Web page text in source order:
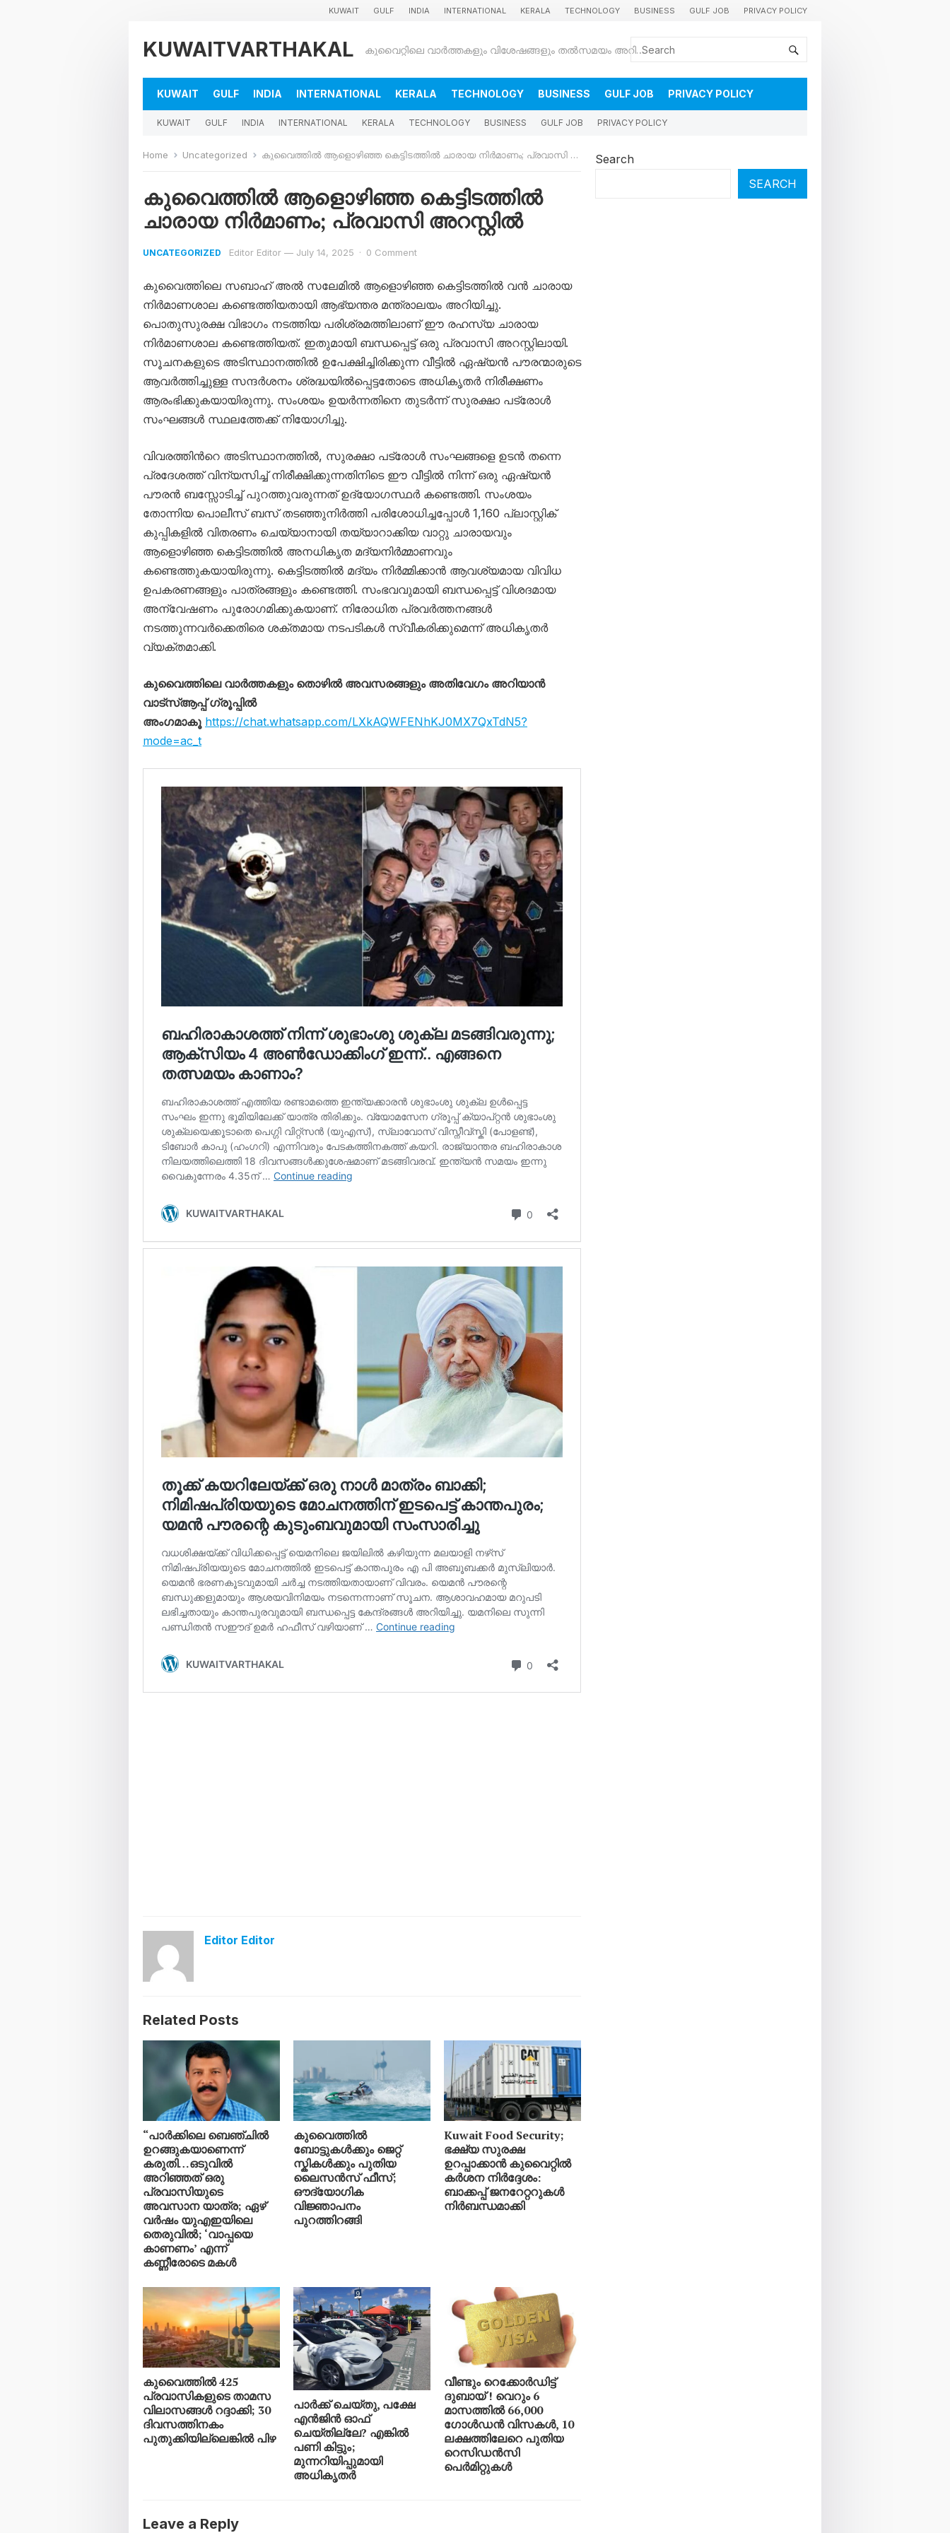
KUWAIT GULF INDIA INTERNATIONAL KERALA TECHNOLOGY BUSINESS GULF JOB PRIVACY POLICY
KUWAITVARTHAKAL കുവൈറ്റിലെ വാർത്തകളും വിശേഷങ്ങളും തൽസമയം അറിയാൻ
KUWAIT GULF INDIA INTERNATIONAL KERALA TECHNOLOGY BUSINESS GULF JOB PRIVACY POLICY
KUWAIT GULF INDIA INTERNATIONAL KERALA TECHNOLOGY BUSINESS GULF JOB PRIVACY POLICY
Home Uncategorized കുവൈത്തിൽ ആളൊഴിഞ്ഞ കെട്ടിടത്തിൽ ചാരായ നിർമാണം; പ്രവാസി അറസ്റ്റിൽ
കുവൈത്തിൽ ആളൊഴിഞ്ഞ കെട്ടിടത്തിൽ
ചാരായ നിർമാണം; പ്രവാസി അറസ്റ്റിൽ
UNCATEGORIZED Editor Editor — July 14, 2025 · 0 Comment
കുവൈത്തിലെ സബാഹ് അൽ സലേമിൽ ആളൊഴിഞ്ഞ കെട്ടിടത്തിൽ വൻ ചാരായ
നിർമാണശാല കണ്ടെത്തിയതായി ആഭ്യന്തര മന്ത്രാലയം അറിയിച്ചു.
പൊതുസുരക്ഷ വിഭാഗം നടത്തിയ പരിശ്രമത്തിലാണ് ഈ രഹസ്യ ചാരായ
നിർമാണശാല കണ്ടെത്തിയത്. ഇതുമായി ബന്ധപ്പെട്ട് ഒരു പ്രവാസി അറസ്റ്റിലായി.
സൂചനകളുടെ അടിസ്ഥാനത്തിൽ ഉപേക്ഷിച്ചിരിക്കുന്ന വീട്ടിൽ ഏഷ്യൻ പൗരന്മാരുടെ
ആവർത്തിച്ചുള്ള സന്ദർശനം ശ്രദ്ധയിൽപ്പെട്ടതോടെ അധികൃതർ നിരീക്ഷണം
ആരംഭിക്കുകയായിരുന്നു. സംശയം ഉയർന്നതിനെ തുടർന്ന് സുരക്ഷാ പട്രോൾ
സംഘങ്ങൾ സ്ഥലത്തേക്ക് നിയോഗിച്ചു.
വിവരത്തിൻറെ അടിസ്ഥാനത്തിൽ, സുരക്ഷാ പട്രോൾ സംഘങ്ങളെ ഉടൻ തന്നെ
പ്രദേശത്ത് വിന്യസിച്ച് നിരീക്ഷിക്കുന്നതിനിടെ ഈ വീട്ടിൽ നിന്ന് ഒരു ഏഷ്യൻ
പൗരൻ ബസ്സോടിച്ച് പുറത്തുവരുന്നത് ഉദ്യോഗസ്ഥർ കണ്ടെത്തി. സംശയം
തോന്നിയ പൊലീസ് ബസ് തടഞ്ഞുനിർത്തി പരിശോധിച്ചപ്പോൾ 1,160 പ്ലാസ്റ്റിക്
കുപ്പികളിൽ വിതരണം ചെയ്യാനായി തയ്യാറാക്കിയ വാറ്റു ചാരായവും
ആളൊഴിഞ്ഞ കെട്ടിടത്തിൽ അനധികൃത മദ്യനിർമ്മാണവും
കണ്ടെത്തുകയായിരുന്നു. കെട്ടിടത്തിൽ മദ്യം നിർമ്മിക്കാൻ ആവശ്യമായ വിവിധ
ഉപകരണങ്ങളും പാത്രങ്ങളും കണ്ടെത്തി. സംഭവവുമായി ബന്ധപ്പെട്ട് വിശദമായ
അന്വേഷണം പുരോഗമിക്കുകയാണ്. നിരോധിത പ്രവർത്തനങ്ങൾ
നടത്തുന്നവർക്കെതിരെ ശക്തമായ നടപടികൾ സ്വീകരിക്കുമെന്ന് അധികൃതർ
വ്യക്തമാക്കി.
കുവൈത്തിലെ വാർത്തകളും തൊഴിൽ അവസരങ്ങളും അതിവേഗം അറിയാൻ
വാട്സ്ആപ്പ് ഗ്രൂപ്പിൽ
അംഗമാകൂ https://chat.whatsapp.com/LXkAQWFENhKJ0MX7QxTdN5?
mode=ac_t
Editor Editor
Related Posts
“പാർക്കിലെ ബെഞ്ചിൽ
ഉറങ്ങുകയാണെന്ന്
കരുതി…ഒടുവിൽ
അറിഞ്ഞത് ഒരു
പ്രവാസിയുടെ
അവസാന യാത്ര; ഏഴ്
വർഷം യുഎഇയിലെ
തെരുവിൽ; ‘വാപ്പയെ
കാണണം’ എന്ന്
കണ്ണീരോടെ മകൾ
കുവൈത്തിൽ
ബോട്ടുകൾക്കും ജെറ്റ്
സ്കികൾക്കും പുതിയ
ലൈസൻസ് ഫീസ്;
ഔദ്യോഗിക
വിജ്ഞാപനം
പുറത്തിറങ്ങി
Kuwait Food Security;
ഭക്ഷ്യ സുരക്ഷ
ഉറപ്പാക്കാൻ കുവൈറ്റിൽ
കർശന നിർദ്ദേശം:
ബാക്കപ്പ് ജനറേറ്ററുകൾ
നിർബന്ധമാക്കി
കുവൈത്തിൽ 425
പ്രവാസികളുടെ താമസ
വിലാസങ്ങൾ റദ്ദാക്കി; 30
ദിവസത്തിനകം
പുതുക്കിയില്ലെങ്കിൽ പിഴ
പാർക്ക് ചെയ്തു, പക്ഷേ
എൻജിൻ ഓഫ്
ചെയ്തില്ലേ? എങ്കിൽ
പണി കിട്ടും;
മുന്നറിയിപ്പുമായി
അധികൃതർ
വീണ്ടും റെക്കോർഡിട്ട്
ദുബായ് ! വെറും 6
മാസത്തിൽ 66,000
ഗോൾഡൻ വിസകൾ, 10
ലക്ഷത്തിലേറെ പുതിയ
റെസിഡൻസി
പെർമിറ്റുകൾ
Leave a Reply
Search
SEARCH